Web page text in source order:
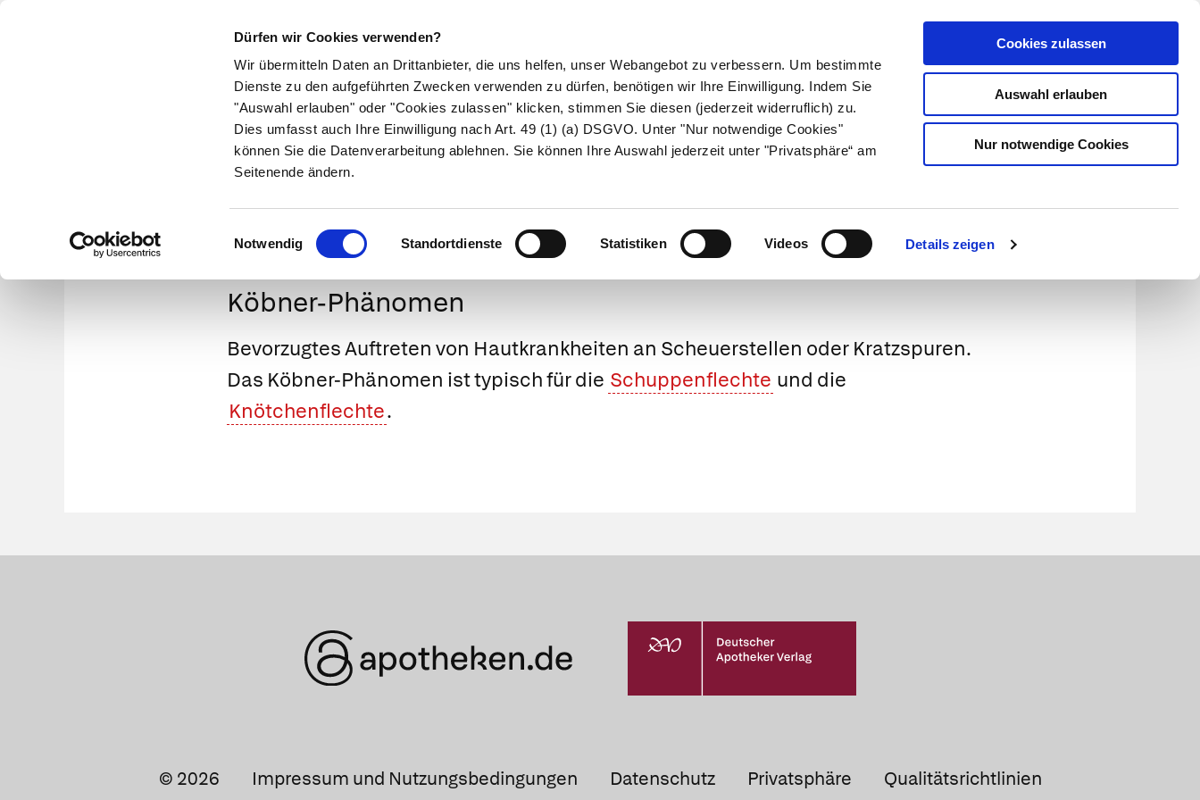
Dürfen wir Cookies verwenden?
Wir übermitteln Daten an Drittanbieter, die uns helfen, unser Webangebot zu verbessern. Um bestimmte
Dienste zu den aufgeführten Zwecken verwenden zu dürfen, benötigen wir Ihre Einwilligung. Indem Sie
"Auswahl erlauben" oder "Cookies zulassen" klicken, stimmen Sie diesen (jederzeit widerruflich) zu.
Dies umfasst auch Ihre Einwilligung nach Art. 49 (1) (a) DSGVO. Unter "Nur notwendige Cookies"
können Sie die Datenverarbeitung ablehnen. Sie können Ihre Auswahl jederzeit unter "Privatsphäre“ am
Seitenende ändern.
Einwilligungsauswahl
Notwendig Standortdienste Statistiken Videos Details zeigen
Cookies zulassen
Auswahl erlauben
Nur notwendige Cookies
Kundenlogin
Suche
Symptome Therapie Medikamente Naturheilkunde Eltern & Kind Gesund leben Über uns
Medizinlexikon
Köbner-Phänomen
Bevorzugtes Auftreten von Hautkrankheiten an Scheuerstellen oder Kratzspuren.
Das Köbner-Phänomen ist typisch für die Schuppenflechte und die
Knötchenflechte.
© 2026 Impressum und Nutzungsbedingungen Datenschutz Privatsphäre Qualitätsrichtlinien